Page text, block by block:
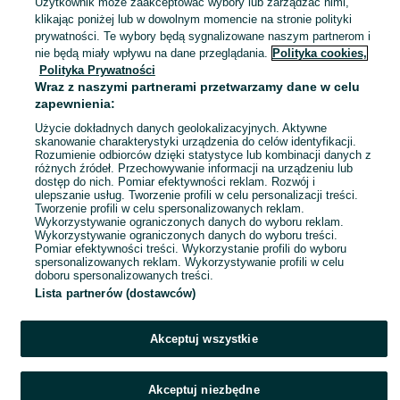
Borowianka
Drewniana skrzynka poker ręcznie
robiona
50 zł
Borowianka
28 lipca 2026
klikając poniżej lub w dowolnym momencie na stronie polityki
prywatności. Te wybory będą sygnalizowane naszym partnerom i
nie będą miały wpływu na dane przeglądania. Polityka cookies,
Polityka Prywatności
Wraz z naszymi partnerami przetwarzamy dane w celu
zapewnienia:
Użycie dokładnych danych geolokalizacyjnych. Aktywne
skanowanie charakterystyki urządzenia do celów identyfikacji.
Rozumienie odbiorców dzięki statystyce lub kombinacji danych z
różnych źródeł. Przechowywanie informacji na urządzeniu lub
dostęp do nich. Pomiar efektywności reklam. Rozwój i
ulepszanie usług. Tworzenie profili w celu personalizacji treści.
Tworzenie profili w celu spersonalizowanych reklam.
Wykorzystywanie ograniczonych danych do wyboru reklam.
Wykorzystywanie ograniczonych danych do wyboru treści.
Pomiar efektywności treści. Wykorzystanie profili do wyboru
spersonalizowanych reklam. Wykorzystywanie profili w celu
doboru spersonalizowanych treści.
Lista partnerów (dostawców)
Akceptuj wszystkie
Akceptuj niezbędne